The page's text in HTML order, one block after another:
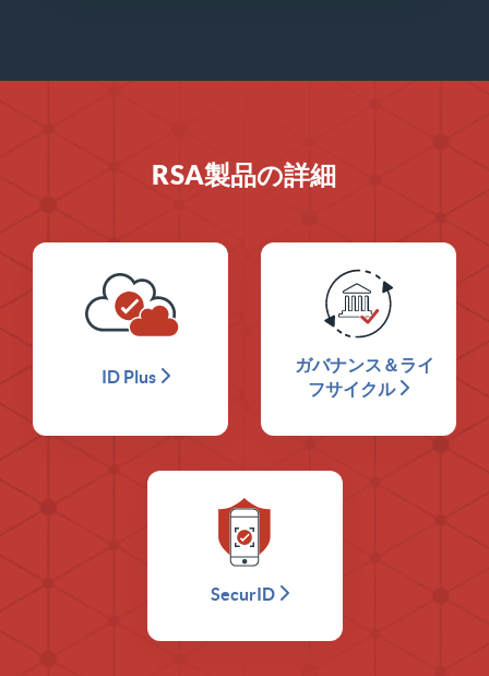
RSA製品の詳細
ID Plus
ガバナンス＆ライ
フサイクル
SecurID